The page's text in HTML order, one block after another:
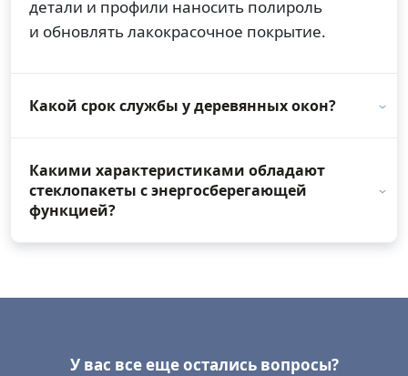
детали и профили наносить полироль
и обновлять лакокрасочное покрытие.
Какой срок службы у деревянных окон?
Какими характеристиками обладают
стеклопакеты с энергосберегающей
функцией?
У вас все еще остались вопросы?